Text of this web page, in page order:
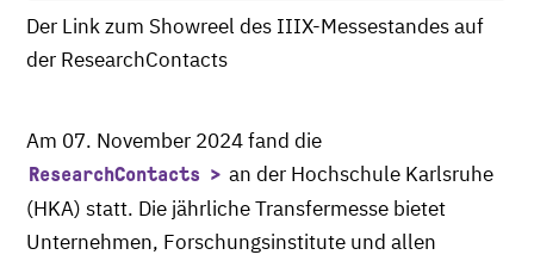
Der Link zum Showreel des IIIX-Messestandes auf
der ResearchContacts
Am 07. November 2024 fand die
ResearchContacts
an der Hochschule Karlsruhe
(HKA) statt. Die jährliche Transfermesse bietet
Unternehmen, Forschungsinstitute und allen